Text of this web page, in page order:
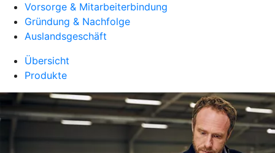
Vorsorge & Mitarbeiterbindung
Gründung & Nachfolge
Auslandsgeschäft
Übersicht
Produkte